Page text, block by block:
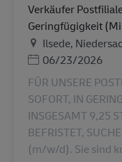
Verkäufer
Geringfügigkeit
LieuIlsede,
Posted Date
06/23/2026
FÜR UNSERE
SOFORT, IN
INSGESAMT 9,25
BEFRISTET,
(m/w/d). Sie sind